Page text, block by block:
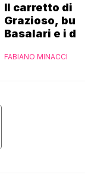
Il carretto di
Grazioso,
Basalari e i
Ferrero”
FABIANO MINACCI